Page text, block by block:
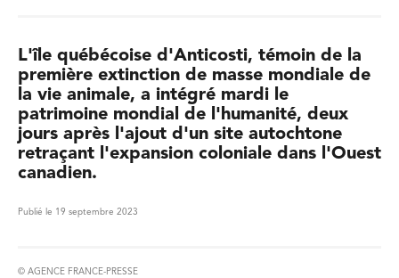
L'île québécoise d'Anticosti, témoin de la
première extinction de masse mondiale de
la vie animale, a intégré mardi le
patrimoine mondial de l'humanité, deux
jours après l'ajout d'un site autochtone
retraçant l'expansion coloniale dans l'Ouest
canadien.
Publié le 19 septembre 2023
© AGENCE FRANCE-PRESSE